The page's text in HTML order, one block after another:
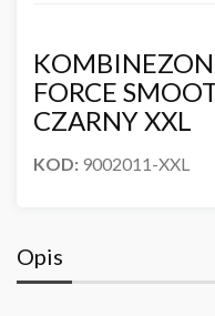
FORCE
CZARNY XXL
KOD: 9002011-XXL
Opis